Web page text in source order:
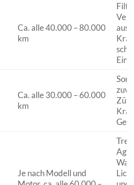
Ca. alle 40.000 – 80.000
km
aus
Ca. alle 30.000 – 60.000
km
Je nach Modell und